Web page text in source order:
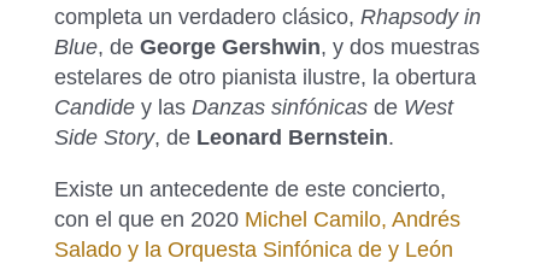
completa un verdadero clásico, Rhapsody in
Blue, de George Gershwin, y dos muestras
estelares de otro pianista ilustre, la obertura
Candidey las Danzas sinfónicasde West
Side Story, de Leonard Bernstein.
Existe un antecedente de este concierto,
con el que en 2020 Michel Camilo, Andrés
Salado y la Orquesta Sinfónica de y León